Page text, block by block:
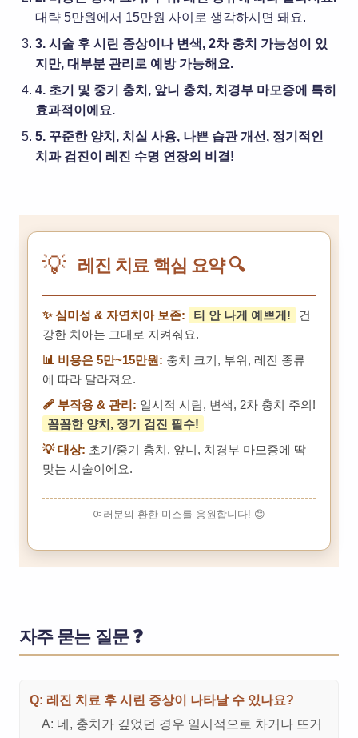
대략 5만원에서 15만원 사이로 생각하시면 돼요.
3. 시술 후 시린 증상이나 변색, 2차 충치 가능성이 있
지만, 대부분 관리로 예방 가능해요.
4. 초기 및 중기 충치, 앞니 충치, 치경부 마모증에 특히
효과적이에요.
5. 꾸준한 양치, 치실 사용, 나쁜 습관 개선, 정기적인
치과 검진이 레진 수명 연장의 비결!
💡 레진 치료 핵심 요약 🔍
✨ 심미성 & 자연치아 보존: 티 안 나게 예쁘게!
건
강한 치아는 그대로 지켜줘요.
📊 비용은 5만~15만원: 충치 크기, 부위, 레진 종류
에 따라 달라져요.
🩹 부작용 & 관리: 일시적 시림, 변색, 2차 충치 주의!
꼼꼼한 양치, 정기 검진 필수!
💡 대상: 초기/중기 충치, 앞니, 치경부 마모증에 딱
맞는 시술이에요.
여러분의 환한 미소를 응원합니다! 😊
자주 묻는 질문 ❓
Q: 레진 치료 후 시린 증상이 나타날 수 있나요?
A: 네, 충치가 깊었던 경우 일시적으로 차거나 뜨거